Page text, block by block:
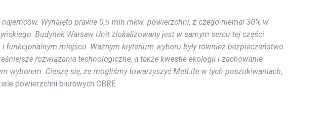
Wynajęto prawie 0,5 mln mkw. powierzchni, z czego niemal 30% w
Budynek Warsaw Unit zlokalizowany jest w samym sercu tej części
miejscu. Ważnym kryterium wyboru były również bezpieczeństwo
rozwiązania technologiczne, a także kwestie ekologii i zachowanie
wyborem. Cieszę się, że mogliśmy towarzyszyć MetLife w tych poszukiwaniach,
powierzchni biurowych CBRE.